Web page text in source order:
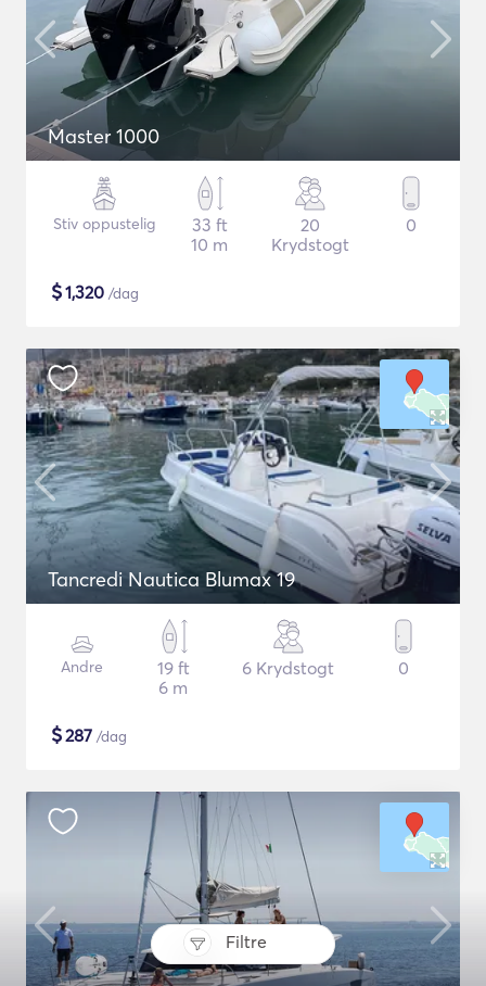
Filtre
Master 1000
Stiv oppustelig
33 ft
10 m
20
Krydstogt
0
$1,320 /dag
Tancredi Nautica Blumax 19
Andre
19 ft
6 m
6 Krydstogt 0
$287 /dag